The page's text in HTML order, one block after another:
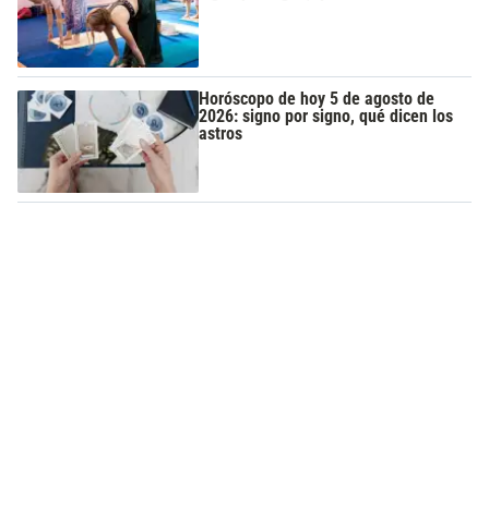
Horóscopo de hoy 5 de agosto de
2026: signo por signo, qué dicen los
astros